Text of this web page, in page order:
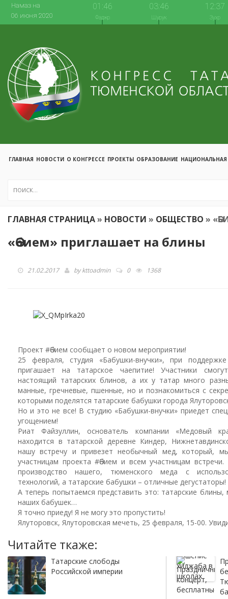
Намаз на
06 июня 2020
01:46
Фаджр
03:46
Шурук
12:37
Зухр
ГЛАВНАЯ НОВОСТИ О КОНГРЕССЕ ПРОЕКТЫ ОБРАЗОВАНИЕ
ГЛАВНАЯ СТРАНИЦА» НОВОСТИ » ОБЩЕСТВО »
«Әбием» приглашает на блины
21.02.2017 bykttoadmin 0 1368
Проект #Әбием сообщает о новом мероприятии!
25 февраля, студия «Бабушки-внучки», при
пригашает на татарское чаепитие! Участники
настоящий татарских блинов, а их у татар много
манные, гречневые, пшенные, но и познакомиться с
которыми поделятся татарские бабушки города
Но и это не все! В студию «Бабушки-внучки» приедет
угощением!
Риат Файзуллин, основатель компании «Медовый
находится в татарской деревне Киндер,
нашу встречу и привезет необычный мед, который,
участницам проекта #Әбием и всем участницам
производство нашего, тюменского меда с
технологий, а татарские бабушки – отличные дегустаторы!
А теперь попытаемся представить это: татарские
наших бабушек…
Я точно приеду! Я не могу это пропустить!
Ялуторовск, Ялуторовская мечеть, 25 февраля, 15-00.
Читайте ткаже:
Татарские слободы
Российской империи